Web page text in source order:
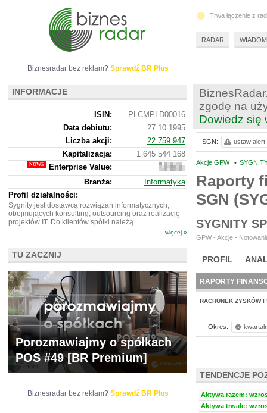
zgodę na
Dowiedz się
Akcje GPW •
Raporty
SGN
SYGNITY
GPW - Akcje -
PROFIL
BR LAB
RAPORTY
RACHUNEK ZYSKÓW I
Okres:
TENDENCJE
Aktywa razem:
Aktywa trwałe:
SGN: ustaw alert
Biznesradar bez reklam? Sprawdź BR Plus
INFORMACJE
ISIN:
PLCMPLD00016
Data debiutu:
27.10.1995
Liczba akcji:
22 759 947
Kapitalizacja:
1 645 544 168
Enterprise Value:
1
453
535
Branża:
Informatyka
Profil działalności:
Sygnity jest dostawcą rozwiązań informatycznych,
obejmujących konsulting, outsourcing oraz realizację
projektów IT. Do klientów spółki należą...
więcej »
TU ZACZNIJ
Porozmawiajmy o spółkach
POS #49 [BR Premium]
Biznesradar bez reklam? Sprawdź BR Plus
Trwa łączenie z
RADAR